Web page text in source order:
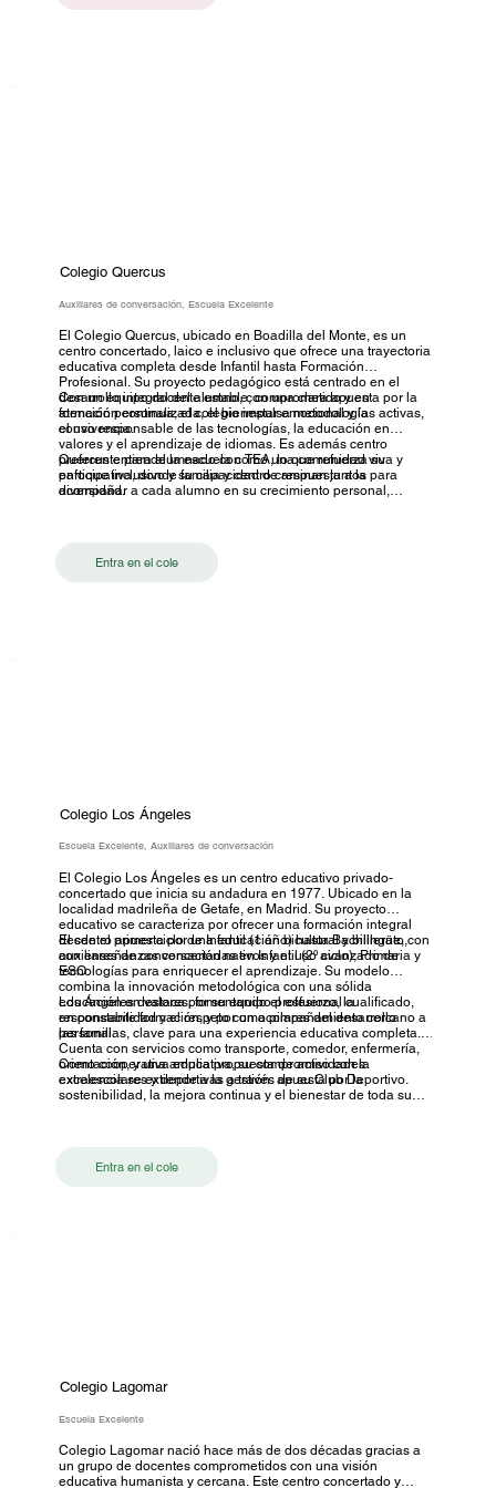
Colegio Quercus
Auxiliares de conversación, Escuela Excelente
El Colegio Quercus, ubicado en Boadilla del Monte, es un
centro concertado, laico e inclusivo que ofrece una trayectoria
educativa completa desde Infantil hasta Formación
Profesional. Su proyecto pedagógico está centrado en el
desarrollo integral del alumno, con una clara apuesta por la
atención personalizada, el bienestar emocional y la
convivencia.
Con un equipo docente estable, comprometido y en
formación continua, el colegio impulsa metodologías activas,
el uso responsable de las tecnologías, la educación en
valores y el aprendizaje de idiomas. Es además centro
preferente para alumnado con TEA, lo que refuerza su
enfoque inclusivo y su capacidad de respuesta a la
diversidad.
Quercus entiende la escuela como una comunidad viva y
participativa, donde familia y centro caminan juntos para
acompañar a cada alumno en su crecimiento personal,
Entra en el cole
Colegio Los Ángeles
Escuela Excelente, Auxiliares de conversación
El Colegio Los Ángeles es un centro educativo privado-
concertado que inicia su andadura en 1977. Ubicado en la
localidad madrileña de Getafe, en Madrid. Su proyecto
educativo se caracteriza por ofrecer una formación integral
desde el primer ciclo de Infantil (1 año) hasta Bachillerato,
con enseñanzas concertadas en Infantil (2º ciclo), Primaria y
ESO.
El centro apuesta por una educación bicultural y bilingüe, con
auxiliares de conversación nativos y el uso avanzado de
tecnologías para enriquecer el aprendizaje. Su modelo
combina la innovación metodológica con una sólida
educación en valores, fomentando el esfuerzo, la
responsabilidad y el respeto como pilares del desarrollo
personal.
Los Ángeles destaca por su equipo profesional cualificado,
en constante formación, y por un acompañamiento cercano a
las familias, clave para una experiencia educativa completa.
Cuenta con servicios como transporte, comedor, enfermería,
orientación, y una amplia propuesta de actividades
extraescolares y deportivas a través de su Club Deportivo.
Como cooperativa educativa, su compromiso con la
excelencia se extiende a la gestión: apuesta por la
sostenibilidad, la mejora continua y el bienestar de toda su
Entra en el cole
Colegio Lagomar
Escuela Excelente
Colegio Lagomar nació hace más de dos décadas gracias a
un grupo de docentes comprometidos con una visión
educativa humanista y cercana. Este centro concertado y